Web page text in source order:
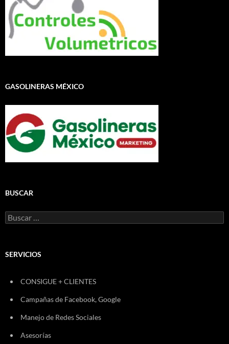
GASOLINERAS MÉXICO
BUSCAR
Buscar:
SERVICIOS
CONSIGUE + CLIENTES
Campañas de Facebook, Google
Manejo de Redes Sociales
Asesorías